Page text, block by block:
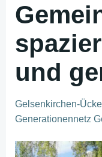
und
Gelsenkirchen-
Generationennetz